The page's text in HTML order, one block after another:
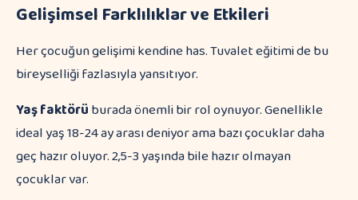
Gelişimsel Farklılıklar ve Etkileri
Her çocuğun gelişimi kendine has. Tuvalet eğitimi de bu
bireyselliği fazlasıyla yansıtıyor.
Yaş faktörüburada önemli bir rol oynuyor. Genellikle
ideal yaş 18-24 ay arası deniyor ama bazı çocuklar daha
geç hazır oluyor. 2,5-3 yaşında bile hazır olmayan
çocuklar var.